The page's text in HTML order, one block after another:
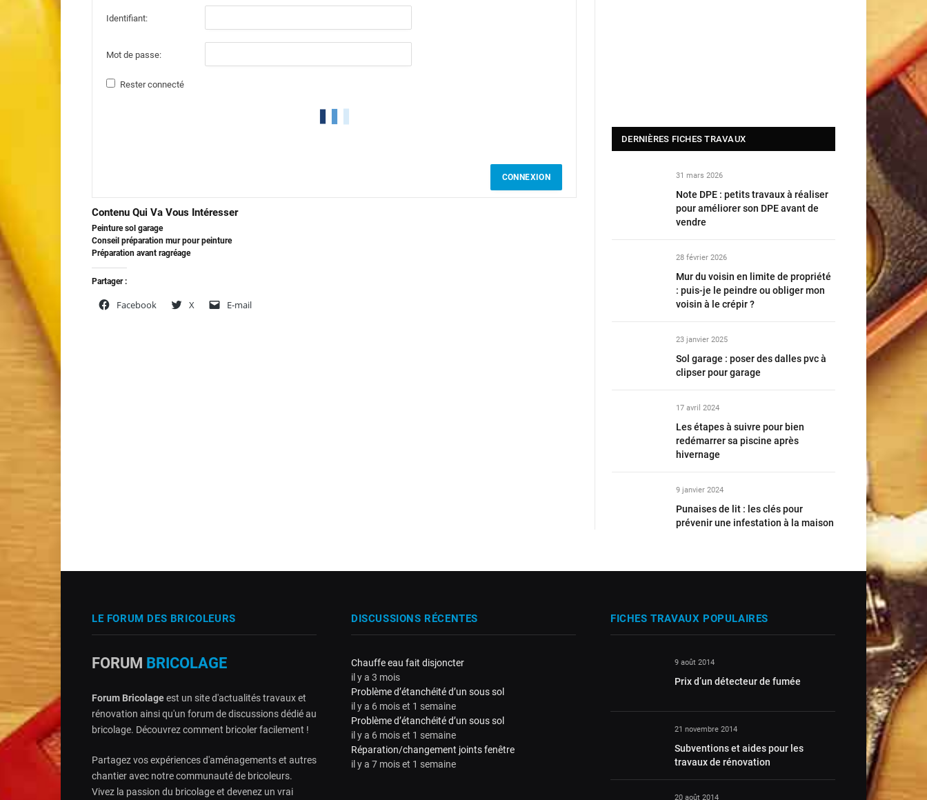
Identifiant:
Mot de passe:
Rester connecté
CONNEXION
Contenu Qui Va Vous Intéresser
Peinture sol garage
Conseil préparation mur pour peinture
Préparation avant ragréage
Partager :
Facebook X E-mail
DERNIÈRES FICHES TRAVAUX
31 mars 2026
Note DPE : petits travaux à réaliser
pour améliorer son DPE avant de
vendre
28 février 2026
Mur du voisin en limite de propriété
: puis-je le peindre ou obliger mon
voisin à le crépir ?
23 janvier 2025
Sol garage : poser des dalles pvc à
clipser pour garage
17 avril 2024
Les étapes à suivre pour bien
redémarrer sa piscine après
hivernage
9 janvier 2024
Punaises de lit : les clés pour
prévenir une infestation à la maison
LE FORUM DES BRICOLEURS
FORUM BRICOLAGE
Forum Bricolageest un site d'actualités travaux et
rénovation ainsi qu'un forum de discussions dédié au
bricolage. Découvrez comment bricoler facilement !
Partagez vos expériences d'aménagements et autres
chantier avec notre communauté de bricoleurs.
Vivez la passion du bricolage et devenez un vrai
DISCUSSIONS RÉCENTES
Chauffe eau fait disjoncter
il y a 3 mois
Problème d’étanchéité d’un sous sol
il y a 6 mois et 1 semaine
Problème d’étanchéité d’un sous sol
il y a 6 mois et 1 semaine
Réparation/changement joints fenêtre
il y a 7 mois et 1 semaine
FICHES TRAVAUX POPULAIRES
9 août 2014
Prix d’un détecteur de fumée
21 novembre 2014
Subventions et aides pour les
travaux de rénovation
20 août 2014